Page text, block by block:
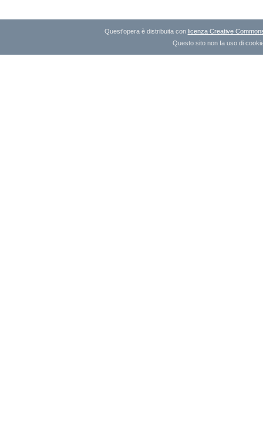
Quest'opera è distribuita con licenza Creative
Questo sito non fa uso di